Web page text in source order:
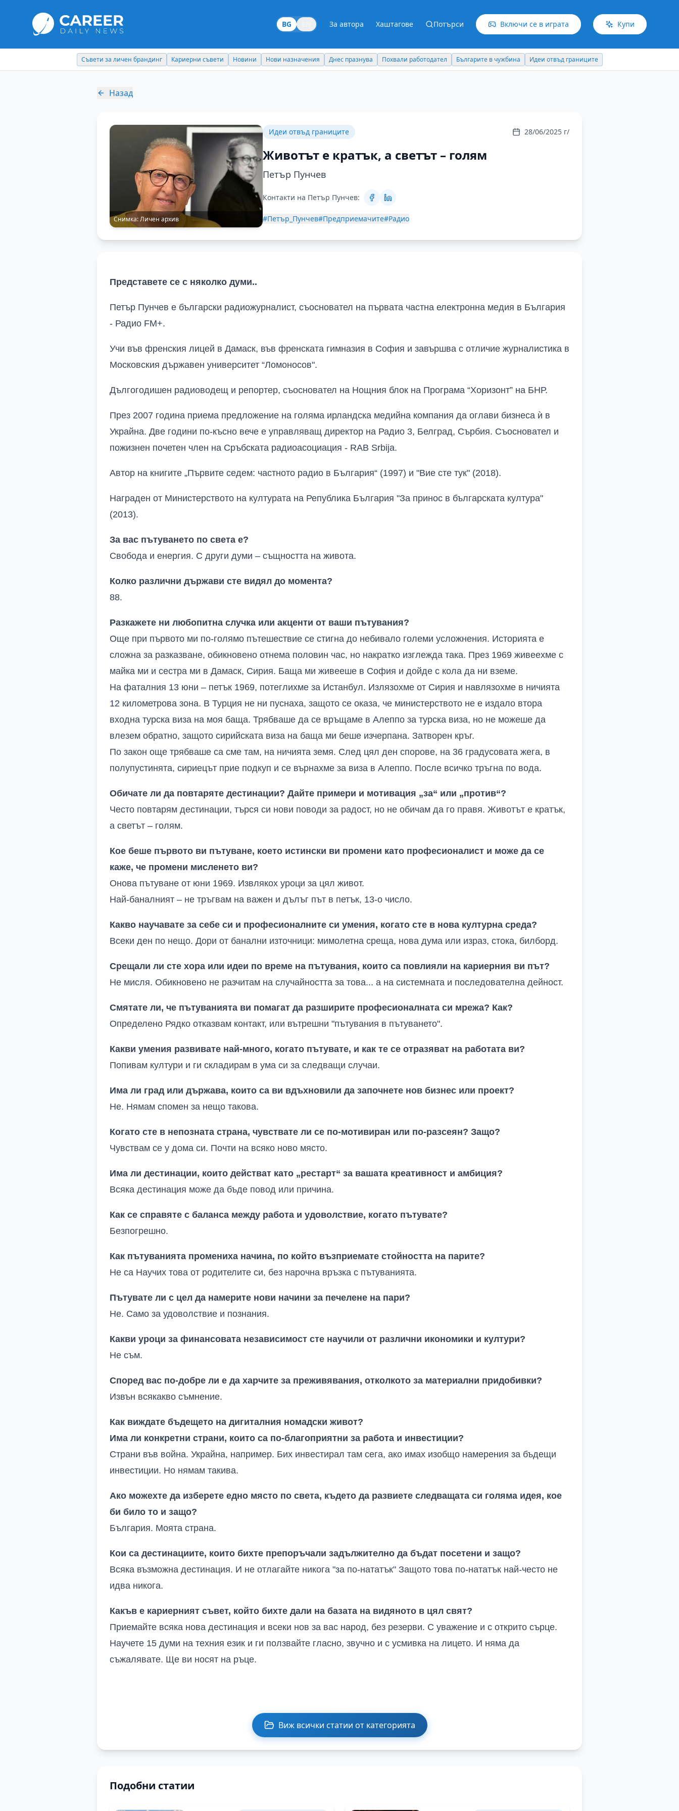
BG За автора Хаштагове Потърси Включи се в играта Купи
Съвети за личен брандинг Кариерни съвети Новини Нови назначения Днес празнува Похвали работодател Българите в чужбина Идеи отвъд границите
Назад
Снимка:Личен архив
Идеи отвъд границите 28/06/2025 г/
Животът е кратък, а светът – голям
Петър Пунчев
Контакти на Петър Пунчев:
#Петър_Пунчев#Предприемачите#Радио
Представете се с няколко думи..
Петър Пунчев е български радиожурналист, съосновател на първата частна електронна медия в България
- Радио FM+.
Учи във френския лицей в Дамаск, във френската гимназия в София и завършва с отличие журналистика в
Московския държавен университет “Ломоносов".
Дългогодишен радиоводещ и репортер, съосновател на Нощния блок на Програма “Хоризонт” на БНР.
През 2007 година приема предложение на голяма ирландска медийна компания да оглави бизнеса ѝ в
Украйна. Две години по-късно вече е управляващ директор на Радио 3, Белград, Сърбия. Съосновател и
пожизнен почетен член на Сръбската радиоасоциация - RAB Srbija.
Автор на книгите „Първите седем: частното радио в България“ (1997) и "Вие сте тук" (2018).
Награден от Министерството на културата на Република България "За принос в българската култура"
(2013).
За вас пътуването по света е?
Свобода и енергия. С други думи – същността на живота.
Колко различни държави сте видял до момента?
88.
Разкажете ни любопитна случка или акценти от ваши пътувания?
Още при първото ми по-голямо пътешествие се стигна до небивало големи усложнения. Историята е
сложна за разказване, обикновено отнема половин час, но накратко изглежда така. През 1969 живеехме с
майка ми и сестра ми в Дамаск, Сирия. Баща ми живееше в София и дойде с кола да ни вземе.
На фаталния 13 юни – петък 1969, потеглихме за Истанбул. Излязохме от Сирия и навлязохме в ничията
12 километрова зона. В Турция не ни пуснаха, защото се оказа, че министерството не е издало втора
входна турска виза на моя баща. Трябваше да се връщаме в Алеппо за турска виза, но не можеше да
влезем обратно, защото сирийската виза на баща ми беше изчерпана. Затворен кръг.
По закон още трябваше са сме там, на ничията земя. След цял ден спорове, на 36 градусовата жега, в
полупустинята, сириецът прие подкуп и се върнахме за виза в Алеппо. После всичко тръгна по вода.
Обичате ли да повтаряте дестинации? Дайте примери и мотивация „за“ или „против“?
Често повтарям дестинации, търся си нови поводи за радост, но не обичам да го правя. Животът е кратък,
а светът – голям.
Кое беше първото ви пътуване, което истински ви промени като професионалист и може да се
каже, че промени мисленето ви?
Онова пътуване от юни 1969. Извлякох уроци за цял живот.
Най-баналният – не тръгвам на важен и дълъг път в петък, 13-о число.
Какво научавате за себе си и професионалните си умения, когато сте в нова културна среда?
Всеки ден по нещо. Дори от банални източници: мимолетна среща, нова дума или израз, стока, билборд.
Срещали ли сте хора или идеи по време на пътувания, които са повлияли на кариерния ви път?
Не мисля. Обикновено не разчитам на случайността за това... а на системната и последователна дейност.
Смятате ли, че пътуванията ви помагат да разширите професионалната си мрежа? Как?
Определено Рядко отказвам контакт, или вътрешни "пътувания в пътуването".
Какви умения развивате най-много, когато пътувате, и как те се отразяват на работата ви?
Попивам култури и ги складирам в ума си за следващи случаи.
Има ли град или държава, които са ви вдъхновили да започнете нов бизнес или проект?
Не. Нямам спомен за нещо такова.
Когато сте в непозната страна, чувствате ли се по-мотивиран или по-разсеян? Защо?
Чувствам се у дома си. Почти на всяко ново място.
Има ли дестинации, които действат като „рестарт“ за вашата креативност и амбиция?
Всяка дестинация може да бъде повод или причина.
Как се справяте с баланса между работа и удоволствие, когато пътувате?
Безпогрешно.
Как пътуванията промениха начина, по който възприемате стойността на парите?
Не са Научих това от родителите си, без нарочна връзка с пътуванията.
Пътувате ли с цел да намерите нови начини за печелене на пари?
Не. Само за удоволствие и познания.
Какви уроци за финансовата независимост сте научили от различни икономики и култури?
Не съм.
Според вас по-добре ли е да харчите за преживявания, отколкото за материални придобивки?
Извън всякакво съмнение.
Как виждате бъдещето на дигиталния номадски живот?
Има ли конкретни страни, които са по-благоприятни за работа и инвестиции?
Страни във война. Украйна, например. Бих инвестирал там сега, ако имах изобщо намерения за бъдещи
инвестиции. Но нямам такива.
Ако можехте да изберете едно място по света, където да развиете следващата си голяма идея, кое
би било то и защо?
България. Моята страна.
Кои са дестинациите, които бихте препоръчали задължително да бъдат посетени и защо?
Всяка възможна дестинация. И не отлагайте никога "за по-нататък" Защото това по-нататък най-често не
идва никога.
Какъв е кариерният съвет, който бихте дали на базата на видяното в цял свят?
Приемайте всяка нова дестинация и всеки нов за вас народ, без резерви. С уважение и с открито сърце.
Научете 15 думи на техния език и ги ползвайте гласно, звучно и с усмивка на лицето. И няма да
съжалявате. Ще ви носят на ръце.
Виж всички статии от категорията
Подобни статии